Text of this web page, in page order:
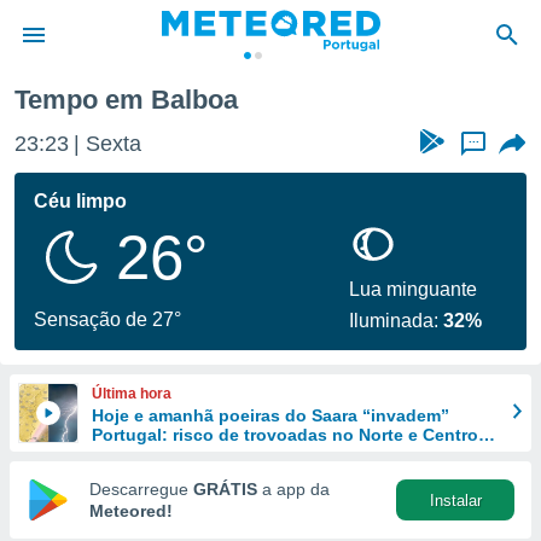
da
foi
fornecidas
a este
das
e
forma
digital
Tempo em Balboa
23:23 Sexta ...
Céu limpo
26°
Sensação de 27°
Lua minguante
Iluminada:32%
Última hora
Hoje e amanhã poeiras do Saara “invadem”
Portugal: risco de trovoadas no Norte e Centro
Descarregue GRÁTIS a app da
Meteored!
Instalar